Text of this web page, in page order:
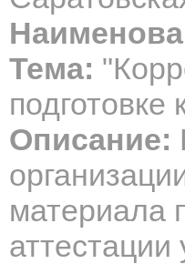
Тема:
подготовке
Описание:
материала